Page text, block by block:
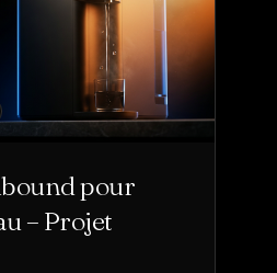
pour
– Projet